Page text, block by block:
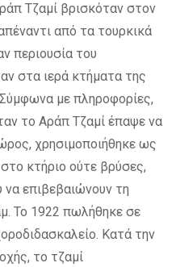
Τζαμί βρισκόταν στον
από τα τουρκικά
περιουσία του
στα ιερά κτήματα της
με πληροφορίες,
το Αράπ Τζαμί έπαψε να
χρησιμοποιήθηκε ως
κτήριο ούτε βρύσες,
επιβεβαιώνουν τη
Το 1922 πωλήθηκε σε
Κατά την
το τζαμί